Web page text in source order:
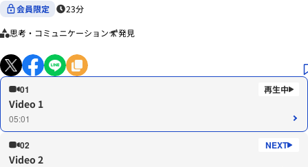
会員限定 23分
思考・コミュニケーション 発見
01
Video 1
05:01
02
Video 2